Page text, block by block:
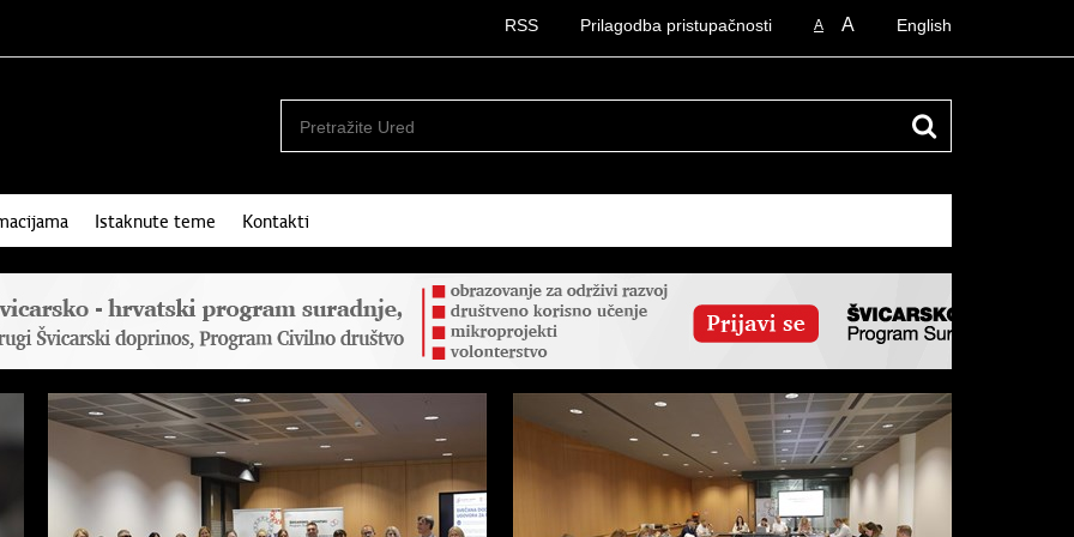
English
A A
Prilagodba pristupačnosti
RSS
Istaknute teme Kontakti